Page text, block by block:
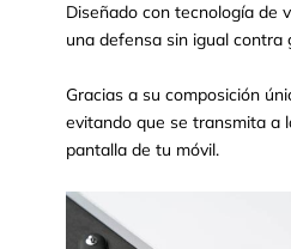
Diseñado con tecnología de
una defensa sin igual contra
Gracias a su composición
evitando que se transmita a
pantalla de tu móvil.